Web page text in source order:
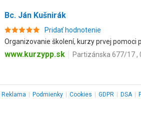
Bc. Ján Kušnirák
Pridať hodnotenie
Organizovanie školení, kurzy prvej pomoci
www.kurzypp.sk Partizánska 677/17 ,
Reklama Podmienky Cookies GDPR DSA